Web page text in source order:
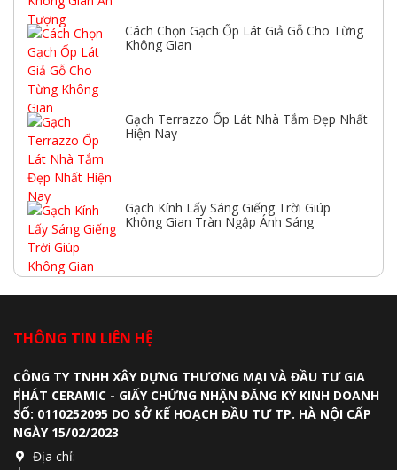
Cách Chọn Gạch Ốp Lát Giả Gỗ Cho Từng
Không Gian
Gạch Terrazzo Ốp Lát Nhà Tắm Đẹp Nhất
Hiện Nay
Gạch Kính Lấy Sáng Giếng Trời Giúp
Không Gian Tràn Ngập Ánh Sáng
THÔNG TIN LIÊN HỆ
CÔNG TY TNHH XÂY DỰNG THƯƠNG MẠI VÀ ĐẦU TƯ GIA
PHÁT CERAMIC - GIẤY CHỨNG NHẬN ĐĂNG KÝ KINH DOANH
SỐ: 0110252095 DO SỞ KẾ HOẠCH ĐẦU TƯ TP. HÀ NỘI CẤP
NGÀY 15/02/2023
Địa chỉ: